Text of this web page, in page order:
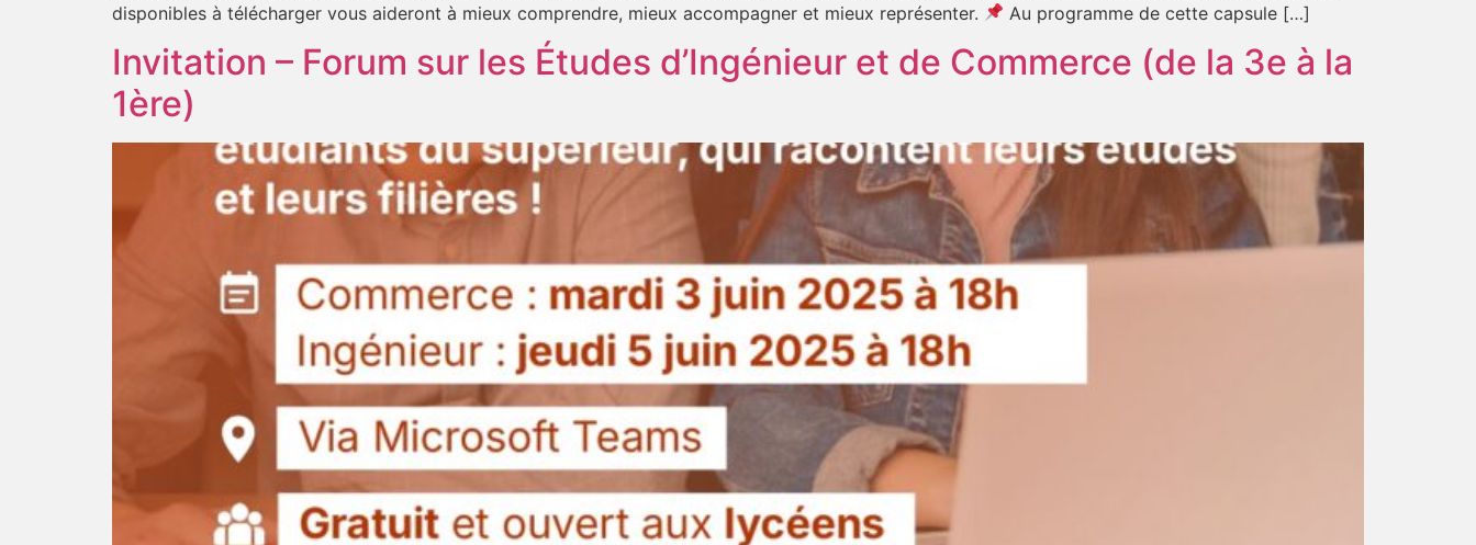
disponibles à télécharger vous aideront à mieux comprendre, mieux accompagner et mieux représenter.
Au programme de cette capsule […]
Invitation – Forum sur les Études d’Ingénieur et de Commerce (de la 3e à la
1ère)